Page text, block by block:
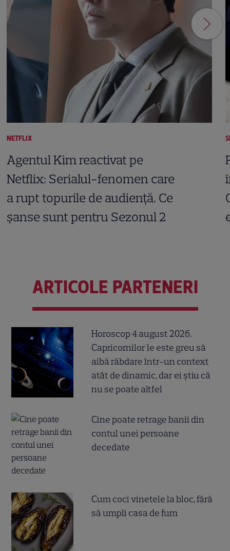
NETFLIX
Agentul Kim reactivat pe
Netflix: Serialul-fenomen care
a rupt topurile de audiență. Ce
șanse sunt pentru Sezonul 2
ARTICOLE PARTENERI
Horoscop 4 august 2026.
Capricornilor le este greu să
aibă răbdare într-un context
atât de dinamic, dar ei știu că
nu se poate altfel
Cine poate retrage banii din
contul unei persoane
decedate
Cum coci vinetele la bloc, fără
să umpli casa de fum